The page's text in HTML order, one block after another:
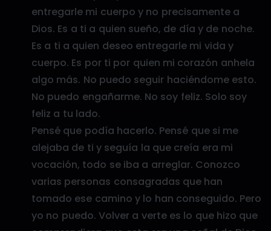
entregarle mi cuerpo y no precisamente a
Dios. Es a ti a quien sueño, de día y de noche.
Es a ti a quien deseo entregarle mi vida y
cuerpo. Es por ti por quien mi corazón anhela
algo más. No puedo seguir haciéndome esto.
No puedo engañarme. No soy feliz. Solo soy
feliz a tu lado.
Pensé que podía hacerlo. Pensé que si me
alejaba de ti y seguía la que creía era mi
vocación, todo se iba a arreglar. Conozco
varias personas consagradas que han
tomado ese camino y lo han conseguido. Pero
yo no puedo. Volver a verte es lo que hizo que